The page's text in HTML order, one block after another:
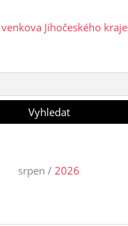
Jihočeského kraje
srpen / 2026